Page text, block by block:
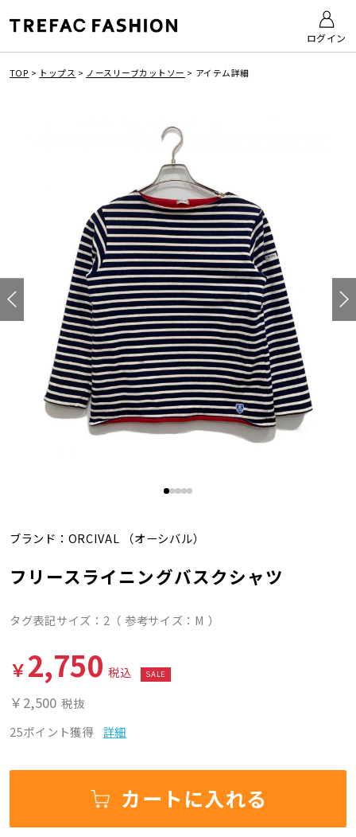
ログイン
TOP > トップス > ノースリーブカットソー > アイテム詳細
ブランド： ORCIVAL （オーシバル）
フリースライニングバスクシャツ
タグ表記サイズ：2（ 参考サイズ：M ）
￥2,750 税込 SALE
￥2,500 税抜
25ポイント獲得
詳細
カートに入れる